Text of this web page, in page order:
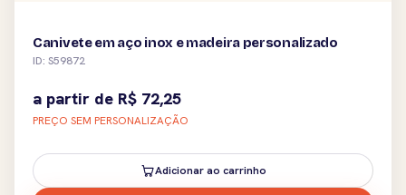
Canivete em aço inox e madeira personalizado
ID: S59872
a partir de R$ 72,25
PREÇO SEM PERSONALIZAÇÃO
Adicionar ao carrinho